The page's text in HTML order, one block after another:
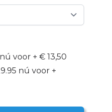
voor + € 13,50
nú voor +